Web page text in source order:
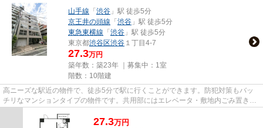
山手線 「渋谷 」駅 徒歩5分
京王井の頭線 「渋谷 」駅 徒歩5分
東急東横線 「渋谷 」駅 徒歩5分
東京都渋谷区渋谷 １丁目4-7
27.3万円
築年数：築23年 ｜募集中： 1室
階数：10階建
高ニーズな駅近の物件で、徒歩5分で駅に行くことができます。防犯対策もバッ
チリなマンションタイプの物件です。共用部にはエレベータ・敷地内ごみ置き場
などが備わっておりとても充実...
27.3万円